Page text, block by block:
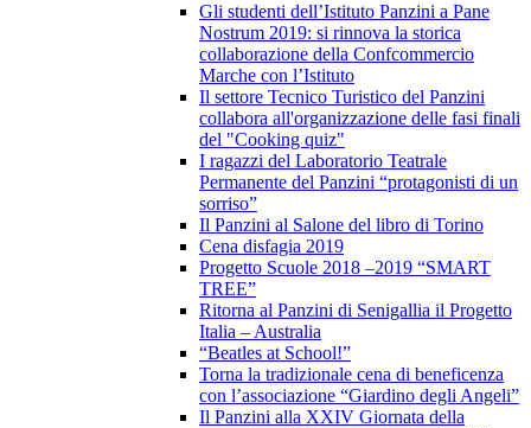
Gli studenti dell’Istituto Panzini a Pane
Nostrum 2019: si rinnova la storica
collaborazione della Confcommercio
Marche con l’Istituto
Il settore Tecnico Turistico del Panzini
collabora all'organizzazione delle fasi finali
del "Cooking quiz"
I ragazzi del Laboratorio Teatrale
Permanente del Panzini “protagonisti di un
sorriso”
Il Panzini al Salone del libro di Torino
Cena disfagia 2019
Progetto Scuole 2018 –2019 “SMART
TREE”
Ritorna al Panzini di Senigallia il Progetto
Italia – Australia
“Beatles at School!”
Torna la tradizionale cena di beneficenza
con l’associazione “Giardino degli Angeli”
Il Panzini alla XXIV Giornata della